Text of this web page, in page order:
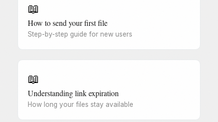
📖
How to send your first file
Step-by-step guide for new users
📖
Understanding link expiration
How long your files stay available